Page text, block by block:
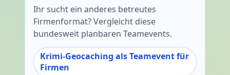
Ihr sucht ein anderes betreutes
Firmenformat? Vergleicht diese
bundesweit planbaren Teamevents.
Krimi-Geocaching als Teamevent für
Firmen